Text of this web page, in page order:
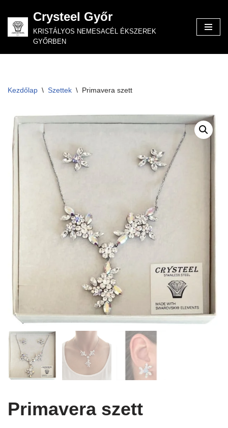
Skip
to
Crysteel Győr
KRISTÁLYOS NEMESACÉL ÉKSZEREK
GYŐRBEN
Kezdőlap \ Szettek \ Primavera szett
Primavera szett